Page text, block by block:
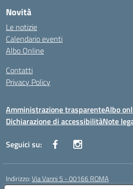
Novità
Le notizie
Calendario eventi
Albo Online
Contatti
Privacy Policy
Amministrazione trasparenteAlbo
Dichiarazione di accessibilitàNote
Seguici su:
Indirizzo:Via Vanni 5 - 00166 ROMA